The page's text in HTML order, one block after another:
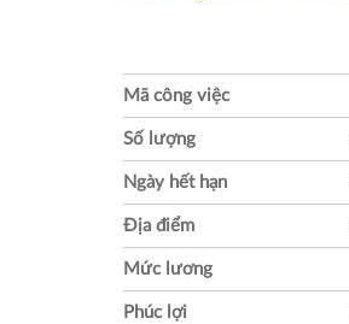
Mã công việc
Số lượng
Ngày hết hạn
Địa điểm
Mức lương
Phúc lợi